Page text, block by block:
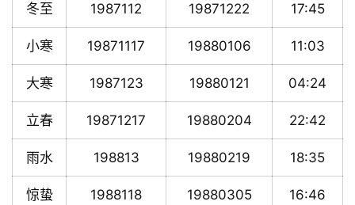
冬至 1987112 19871222 17:45
小寒 19871117 19880106 11:03
大寒 1987123 19880121 04:24
立春 19871217 19880204 22:42
雨水 198813 19880219 18:35
惊蛰 1988118 19880305 16:46